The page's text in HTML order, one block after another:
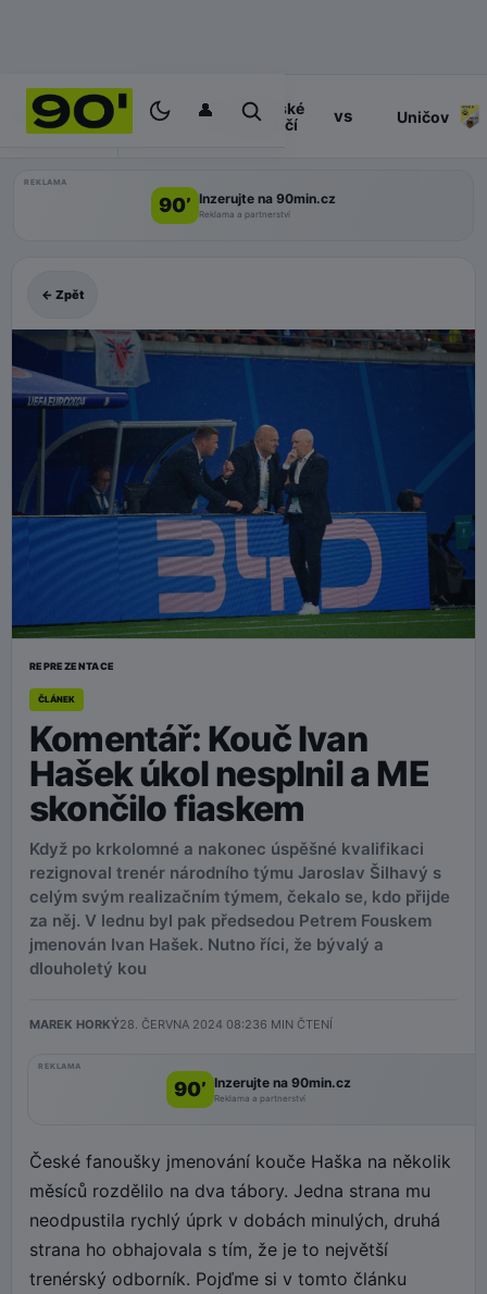
👤
PROGRAM 17:30
Valašské
Meziříčí
vs Uničov
REKLAMA
90’ Inzerujte na 90min.cz
Reklama a partnerství
← Zpět
REPREZENTACE
ČLÁNEK
Komentář: Kouč Ivan
Hašek úkol nesplnil a ME
skončilo fiaskem
Když po krkolomné a nakonec úspěšné kvalifikaci
rezignoval trenér národního týmu Jaroslav Šilhavý s
celým svým realizačním týmem, čekalo se, kdo přijde
za něj. V lednu byl pak předsedou Petrem Fouskem
jmenován Ivan Hašek. Nutno říci, že bývalý a
dlouholetý kou
MAREK HORKÝ28. ČERVNA 2024 08:236 MIN ČTENÍ
REKLAMA
90’ Inzerujte na 90min.cz
Reklama a partnerství
České fanoušky jmenování kouče Haška na několik
měsíců rozdělilo na dva tábory. Jedna strana mu
neodpustila rychlý úprk v dobách minulých, druhá
strana ho obhajovala s tím, že je to největší
trenérský odborník. Pojďme si v tomto článku